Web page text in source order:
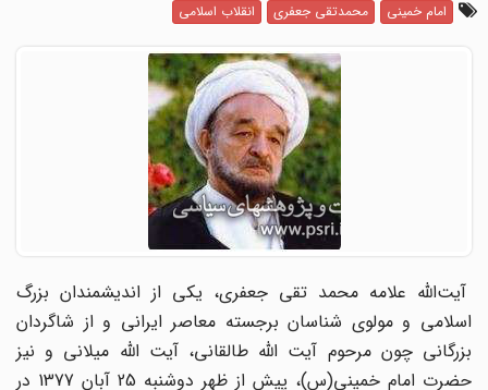
امام خمینی محمدتقی جعفری انقلاب اسلامی
آیت‌‌الله علامه محمد تقی جعفری، یکی از اندیشمندان بزرگ
اسلامی و مولوی شناسان برجسته معاصر ایرانی و از شاگردان
بزرگانی چون مرحوم آیت الله طالقانی، آیت الله میلانی و نیز
حضرت امام خمینی(س)، پیش از ظهر دوشنبه 25 آبان 1377 در